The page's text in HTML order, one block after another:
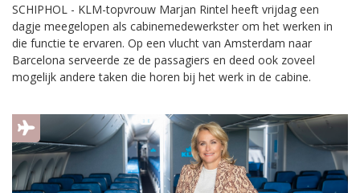
SCHIPHOL - KLM-topvrouw Marjan Rintel heeft vrijdag een
dagje meegelopen als cabinemedewerkster om het werken in
die functie te ervaren. Op een vlucht van Amsterdam naar
Barcelona serveerde ze de passagiers en deed ook zoveel
mogelijk andere taken die horen bij het werk in de cabine.